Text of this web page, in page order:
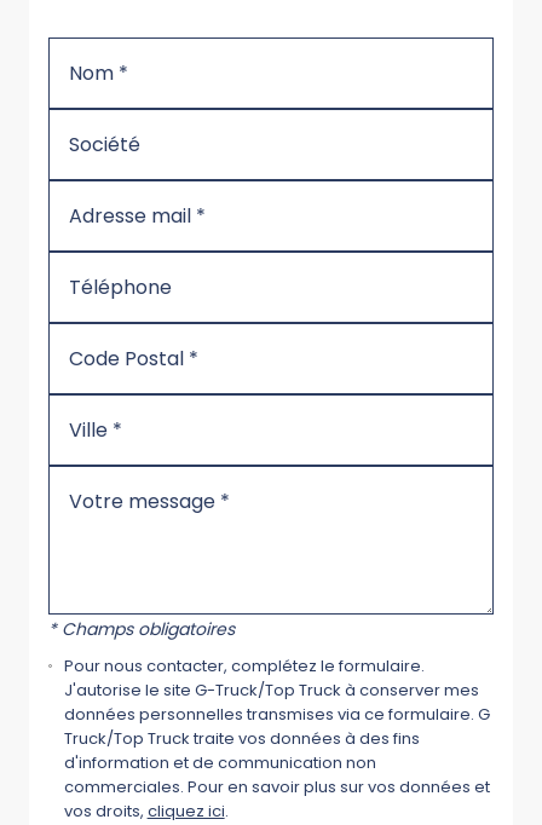
* Champs obligatoires
Pour nous contacter, complétez le formulaire.
J'autorise le site G-Truck/Top Truck à conserver mes
données personnelles transmises via ce formulaire. G
Truck/Top Truck traite vos données à des fins
d'information et de communication non
commerciales. Pour en savoir plus sur vos données et
vos droits, cliquez ici.